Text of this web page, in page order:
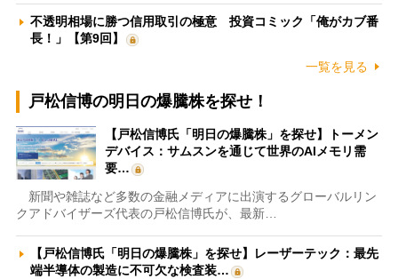
不透明相場に勝つ信用取引の極意 投資コミック「俺がカブ番
長！」【第9回】
一覧を見る
戸松信博の明日の爆騰株を探せ！
【戸松信博氏「明日の爆騰株」を探せ】トーメン
デバイス：サムスンを通じて世界のAIメモリ需
要…
新聞や雑誌など多数の金融メディアに出演するグローバルリン
クアドバイザーズ代表の戸松信博氏が、最新…
【戸松信博氏「明日の爆騰株」を探せ】レーザーテック：最先
端半導体の製造に不可欠な検査装…